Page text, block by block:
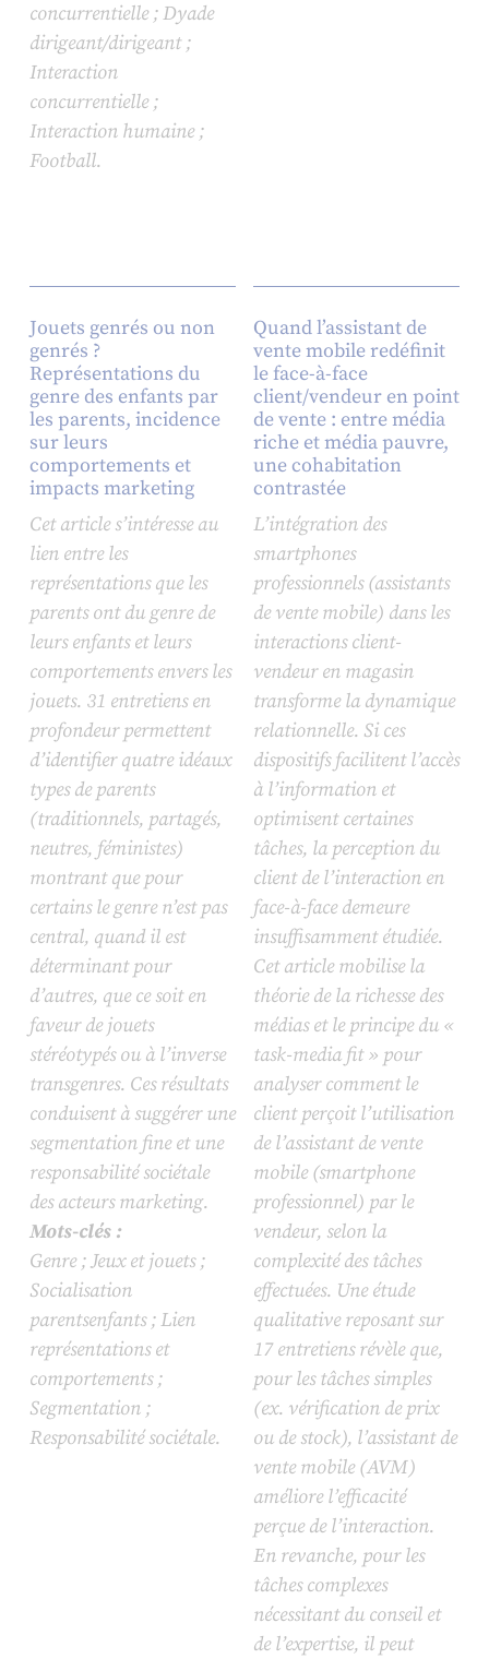
concurrentielle ; Dyade
dirigeant/dirigeant ;
Interaction
concurrentielle ;
Interaction humaine ;
Football.
Jouets genrés ou non
genrés ?
Représentations du
genre des enfants par
les parents, incidence
sur leurs
comportements et
impacts marketing
Cet article s’intéresse au
lien entre les
représentations que les
parents ont du genre de
leurs enfants et leurs
comportements envers les
jouets. 31 entretiens en
profondeur permettent
d’identifier quatre idéaux
types de parents
(traditionnels, partagés,
neutres, féministes)
montrant que pour
certains le genre n’est pas
central, quand il est
déterminant pour
d’autres, que ce soit en
faveur de jouets
stéréotypés ou à l’inverse
transgenres. Ces résultats
conduisent à suggérer une
segmentation fine et une
responsabilité sociétale
des acteurs marketing.
Mots-clés :
Genre ; Jeux et jouets ;
Socialisation
parentsenfants ; Lien
représentations et
comportements ;
Segmentation ;
Responsabilité sociétale.
Quand l’assistant de
vente mobile redéfinit
le face-à-face
client/vendeur en point
de vente : entre média
riche et média pauvre,
une cohabitation
contrastée
L’intégration des
smartphones
professionnels (assistants
de vente mobile) dans les
interactions client-
vendeur en magasin
transforme la dynamique
relationnelle. Si ces
dispositifs facilitent l’accès
à l’information et
optimisent certaines
tâches, la perception du
client de l’interaction en
face-à-face demeure
insuffisamment étudiée.
Cet article mobilise la
théorie de la richesse des
médias et le principe du «
task-media fit » pour
analyser comment le
client perçoit l’utilisation
de l’assistant de vente
mobile (smartphone
professionnel) par le
vendeur, selon la
complexité des tâches
effectuées. Une étude
qualitative reposant sur
17 entretiens révèle que,
pour les tâches simples
(ex. vérification de prix
ou de stock), l’assistant de
vente mobile (AVM)
améliore l’efficacité
perçue de l’interaction.
En revanche, pour les
tâches complexes
nécessitant du conseil et
de l’expertise, il peut